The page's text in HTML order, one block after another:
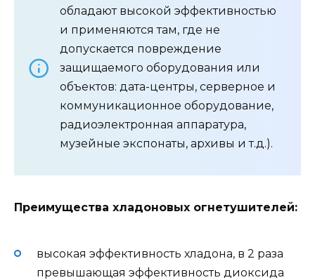
обладают высокой эффективностью
и применяются там, где не
допускается повреждение
защищаемого оборудования или
объектов: дата-центры, серверное и
коммуникационное оборудование,
радиоэлектронная аппаратура,
музейные экспонаты, архивы и т.д.).
Преимущества хладоновых огнетушителей:
высокая эффективность хладона, в 2 раза
превышающая эффективность диоксида